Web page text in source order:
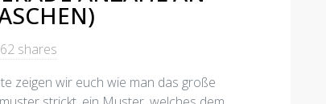
shares
zeigen wir euch wie man das große